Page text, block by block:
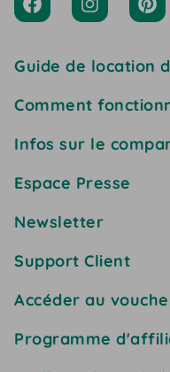
Guide de location
Comment
Infos sur le
Espace Presse
Newsletter
Support Client
Accéder au
Programme